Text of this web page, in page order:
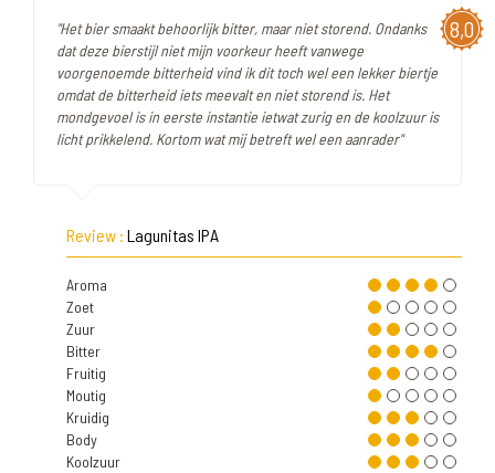
8,0
"Het bier smaakt behoorlijk bitter, maar niet storend. Ondanks
dat deze bierstijl niet mijn voorkeur heeft vanwege
voorgenoemde bitterheid vind ik dit toch wel een lekker biertje
omdat de bitterheid iets meevalt en niet storend is. Het
mondgevoel is in eerste instantie ietwat zurig en de koolzuur is
licht prikkelend. Kortom wat mij betreft wel een aanrader"
Review : Lagunitas IPA
Aroma
Zoet
Zuur
Bitter
Fruitig
Moutig
Kruidig
Body
Koolzuur